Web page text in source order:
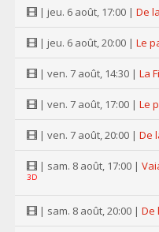
| jeu. 6 août, 17:00 | De
| jeu. 6 août, 20:00 | Le
| ven. 7 août, 14:30 | La
| ven. 7 août, 17:00 | Le
| ven. 7 août, 20:00 | De
| sam. 8 août, 17:00 |
3D
| sam. 8 août, 20:00 | De